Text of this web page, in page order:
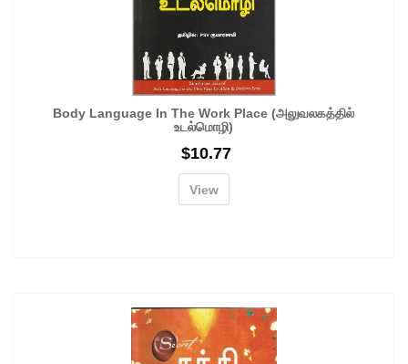
Body Language In The Work Place (அலுவலகத்தில்
உடல்மொழி)
$10.77
View